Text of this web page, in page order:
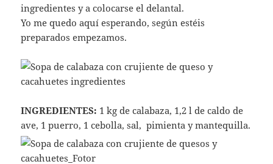
ingredientes y a colocarse el delantal.
Yo me quedo aquí esperando, según estéis
preparados empezamos.
INGREDIENTES: 1 kg de calabaza, 1,2 l de caldo de
ave, 1 puerro, 1 cebolla, sal, pimienta y mantequilla.